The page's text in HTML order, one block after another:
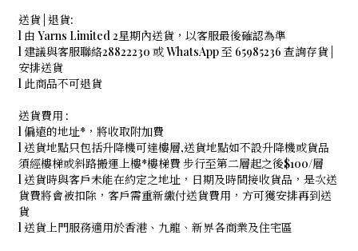
送貨 | 退貨:
l 由 Yarns Limited 2星期內送貨，以客服最後確認為準
l 建議與客服聯絡28822230 或 WhatsApp 至 65985236 查詢存貨 |
安排送貨
l 此商品不可退貨
送貨費用 :
l 偏遠的地址*，將收取附加費
l 送貨地點只包括升降機可達樓層,送貨地點如不設升降機或貨品
須經樓梯或斜路搬運上樓*樓梯費 步行至第二層起之後$100/層
l 送貨時與客戶未能在約定之地址，日期及時間接收貨品，是次送
貨費將會被扣除，客戶需重新繳付送貨費用，方可獲安排再到送
貨
l 送貨上門服務適用於香港、九龍、新界各商業及住宅區